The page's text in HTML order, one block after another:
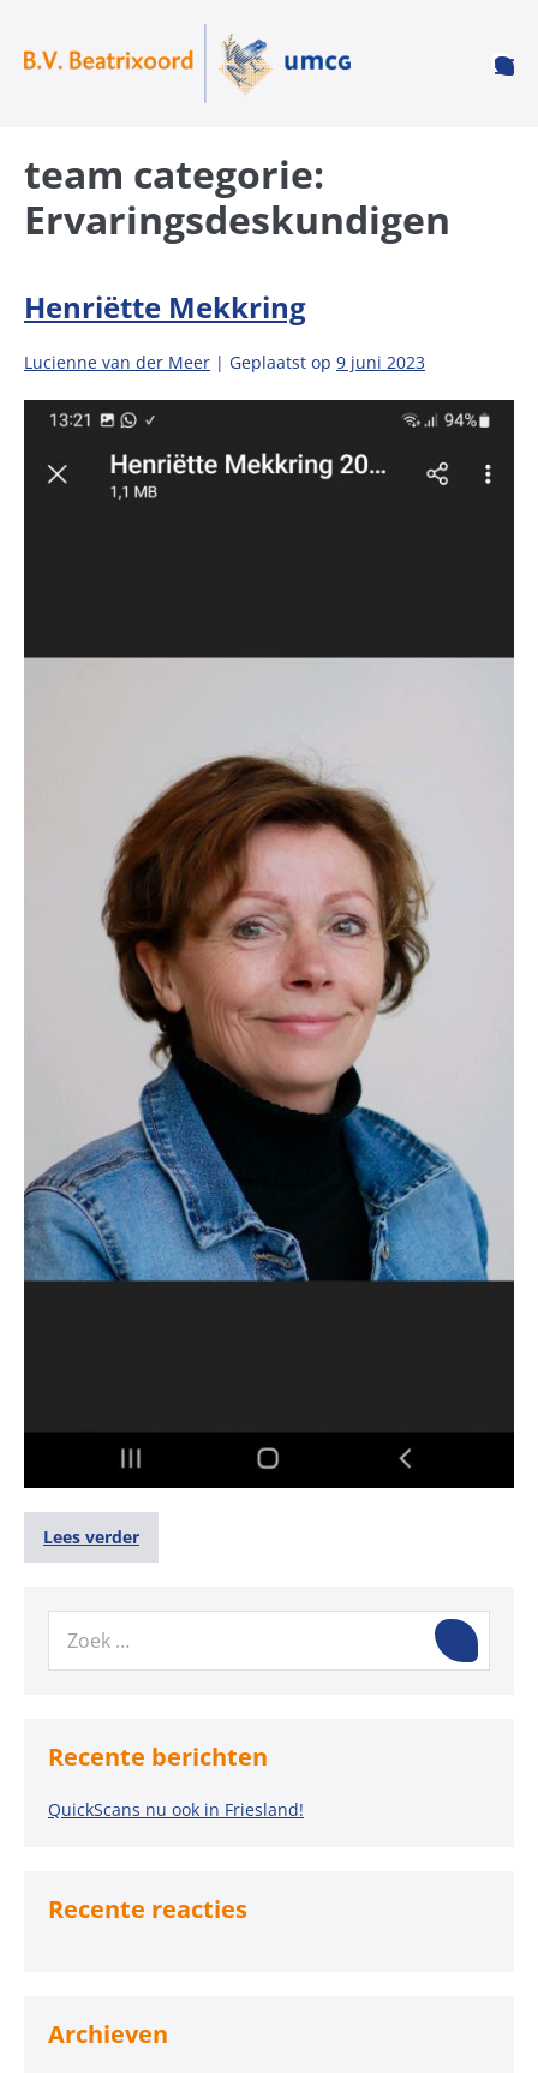
team categorie:
Ervaringsdeskundigen
Henriëtte Mekkring
Lucienne van der Meer | Geplaatst op 9 juni 2023
Lees verder
Recente berichten
QuickScans nu ook in Friesland!
Recente reacties
Archieven